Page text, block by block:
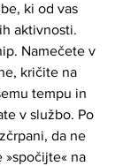
ki od vas
aktivnosti.
Namečete v
kričite na
tempu in
v službo. Po
da ne
»spočijte« na